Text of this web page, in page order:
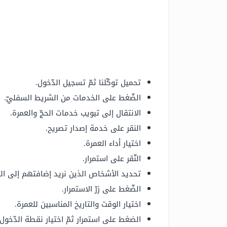
تحميل توكّلنا ثمّ تسجيل الدّخول.
الضّغط على الخدمات من الشريط السفليّ.
الانتقال إلى تبويب خدمات الحجّ والعمرة.
النقر على خدمة إصدار تصريح.
اختيار أداء العمرة.
النّقر على استمرار.
تحديد الأشخاص الذين نريد إضافتهم إلى
الضّغط على زرّ الاستمرار.
اختيار الوقت والتاريخ المناسبين للعمرة.
الضغط على استمرار ثمّ اختيار نقطة